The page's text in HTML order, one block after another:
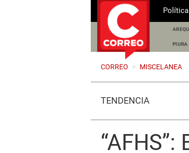
Política
PIURA
CORREO > MISCELANEA
TENDENCIA